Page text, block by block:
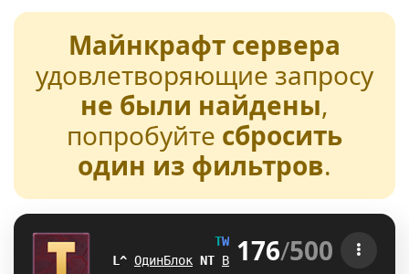
Майнкрафт сервера
удовлетворяющие запросу
не были найдены,
попробуйте сбросить
один из фильтров.
TW NT UR E
[1.21-26.2]
IW ОдинБлок _V Выживание MW БедВарс
176/500